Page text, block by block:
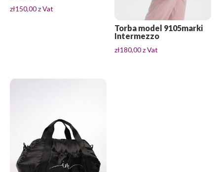
zł150,00z Vat
Torba model 9105marki
Intermezzo
zł180,00z Vat